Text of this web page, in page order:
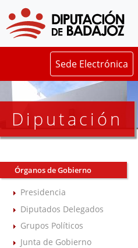
Sede Electrónica
Diputación
Órganos de Gobierno
Presidencia
Diputados Delegados
Grupos Políticos
Junta de Gobierno